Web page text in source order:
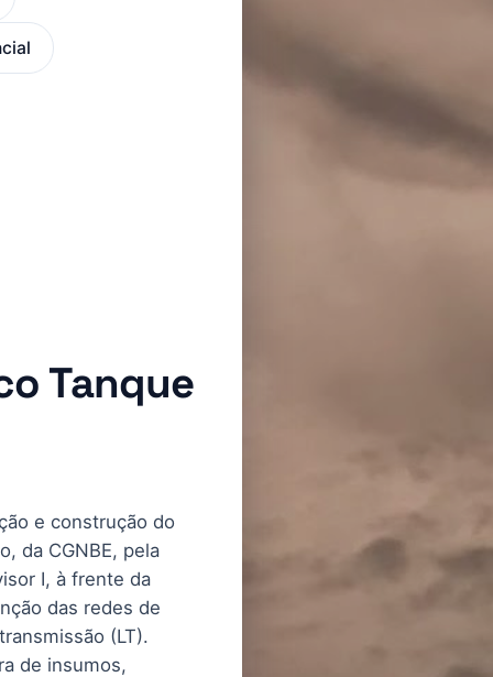
Tanque
e construção do
da CGNBE, pela
I, à frente da
das redes de
(LT).
de insumos,